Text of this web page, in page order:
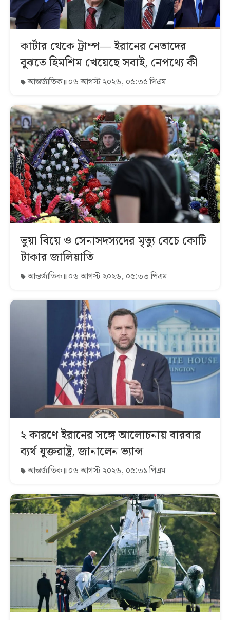
কার্টার থেকে ট্রাম্প— ইরানের নেতাদের
বুঝতে হিমশিম খেয়েছে সবাই, নেপথ্যে কী
আন্তর্জাতিক ০৬ আগস্ট ২০২৬, ০৫:৩৫ পিএম
ভুয়া বিয়ে ও সেনাসদস্যদের মৃত্যু বেচে কোটি
টাকার জালিয়াতি
আন্তর্জাতিক ০৬ আগস্ট ২০২৬, ০৫:৩৩ পিএম
২ কারণে ইরানের সঙ্গে আলোচনায় বারবার
ব্যর্থ যুক্তরাষ্ট্র, জানালেন ভ্যান্স
আন্তর্জাতিক ০৬ আগস্ট ২০২৬, ০৫:৩১ পিএম